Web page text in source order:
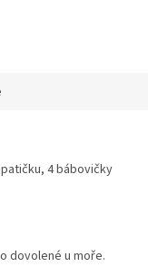
4 bábovičky
dovolené u moře.